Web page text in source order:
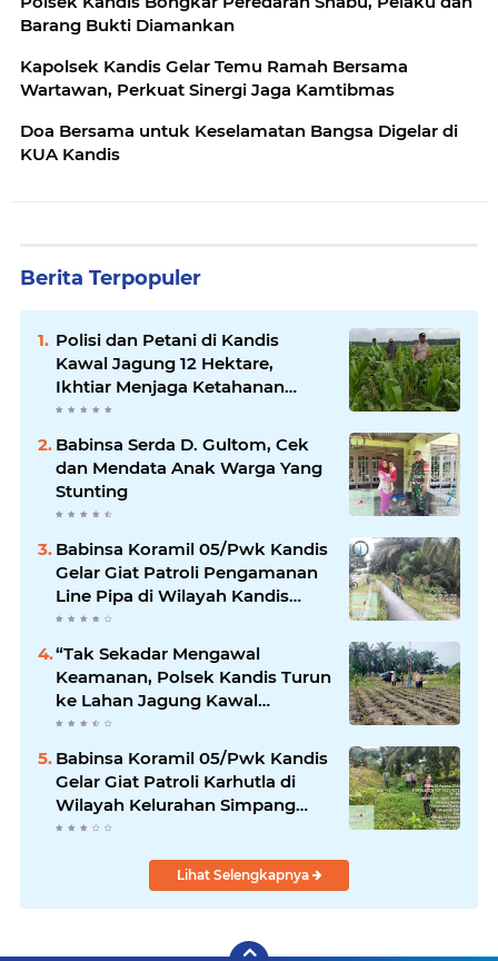
Barang Bukti Diamankan
Kapolsek Kandis Gelar Temu Ramah Bersama
Wartawan, Perkuat Sinergi Jaga Kamtibmas
Doa Bersama untuk Keselamatan Bangsa Digelar di
KUA Kandis
Berita Terpopuler
Polisi dan Petani di Kandis
Kawal Jagung 12 Hektare,
Ikhtiar Menjaga Ketahanan
Pangan
Babinsa Serda D. Gultom, Cek
dan Mendata Anak Warga Yang
Stunting
Babinsa Koramil 05/Pwk Kandis
Gelar Giat Patroli Pengamanan
Line Pipa di Wilayah Kandis
Kandis
“Tak Sekadar Mengawal
Keamanan, Polsek Kandis Turun
ke Lahan Jagung Kawal
Ketahanan Pangan
Babinsa Koramil 05/Pwk Kandis
Gelar Giat Patroli Karhutla di
Wilayah Kelurahan Simpang
Belutu
Lihat Selengkapnya